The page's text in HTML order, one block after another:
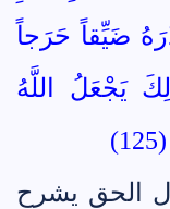
ضَيِّقاً حَرَجاً
يَجْعَلُ اللَّهُ
الحق يشرح